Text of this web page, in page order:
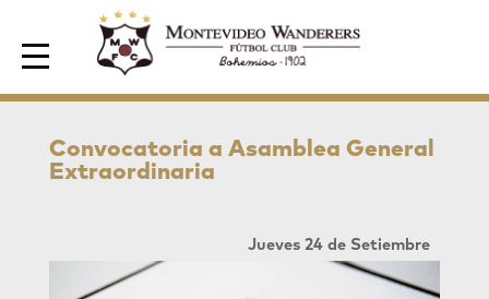
Area de Socios
Convocatoria a Asamblea General
Extraordinaria
Jueves 24 de Setiembre